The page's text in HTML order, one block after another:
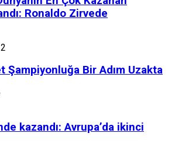
Ronaldo Zirvede
Şampiyonluğa Bir Adım Uzakta
kazandı: Avrupa’da ikinci